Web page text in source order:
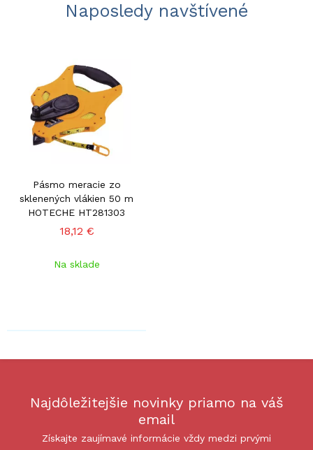
Naposledy navštívené
Pásmo meracie zo
sklenených vlákien 50 m
HOTECHE HT281303
18,12 €
Na sklade
Najdôležitejšie novinky priamo na váš
email
Získajte zaujímavé informácie vždy medzi prvými